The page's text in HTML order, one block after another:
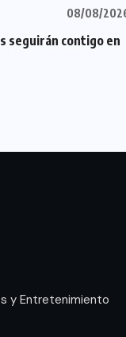
08/08/
seguirán contigo en
y Entretenimiento